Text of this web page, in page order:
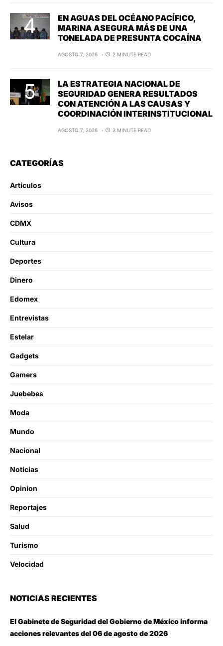
EN AGUAS DEL OCÉANO PACÍFICO,
MARINA ASEGURA MÁS DE UNA
TONELADA DE PRESUNTA COCAÍNA
AGOSTO 7, 2026 2 MINUTE READ
LA ESTRATEGIA NACIONAL DE
SEGURIDAD GENERA RESULTADOS
CON ATENCIÓN A LAS CAUSAS Y
COORDINACIÓN INTERINSTITUCIONAL
AGOSTO 7, 2026 3 MINUTE READ
CATEGORÍAS
Artículos
Avisos
CDMX
Cultura
Deportes
Dinero
Edomex
Entrevistas
Estelar
Gadgets
Gamers
Juebebes
Moda
Mundo
Nacional
Noticias
Opinion
Reportajes
Salud
Turismo
Velocidad
NOTICIAS RECIENTES
El Gabinete de Seguridad del Gobierno de México informa
acciones relevantes del 06 de agosto de 2026